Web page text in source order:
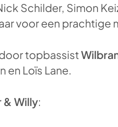
Schilder, Simon
voor een prachtige
topbassist
en Loïs Lane.
& Willy: